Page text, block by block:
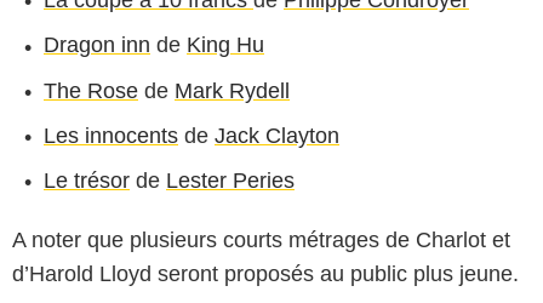
Dragon inn de King Hu
The Rose de Mark Rydell
Les innocents de Jack Clayton
Le trésor de Lester Peries
A noter que plusieurs courts métrages de Charlot et
d’Harold Lloyd seront proposés au public plus jeune.